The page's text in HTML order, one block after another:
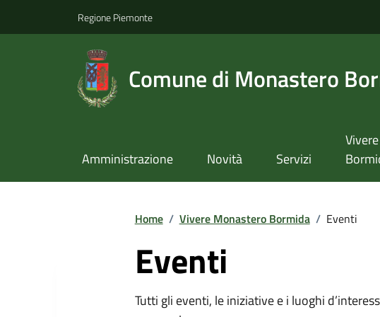
Regione Piemonte
Comune di Monastero
Amministrazione Novità Servizi
Home / Vivere Monastero Bormida / Eventi
Eventi
Tutti gli eventi, le iniziative e i luoghi